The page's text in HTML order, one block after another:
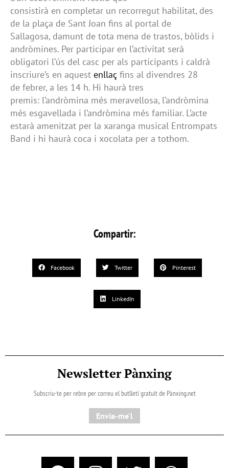
consistirà en completar un recorregut habilitat, des
de la plaça de Sant Joan fins al portal de
Sallagosa, damunt de tota mena de trastos, bòlids i
andròmines. Per participar en l’activitat serà
obligatori l’ús del casc per als participants i caldrà
inscriure’s en aquest enllaç fins al divendres 28
de febrer, a les 14 h. Hi haurà tres
premis: l’andròmina més meravellosa, l’andròmina
més esgavellada i l’andròmina més familiar. L’acte
estarà amenitzat per la xaranga musical Entrompats
Band i hi haurà coca i xocolata per a tothom.
Compartir:
Facebook Twitter Pinterest
LinkedIn
Newsletter Pànxing
Subscriu-te per rebre per correu el butlletí gratuït de Pànxing.net​
Envia-me'l